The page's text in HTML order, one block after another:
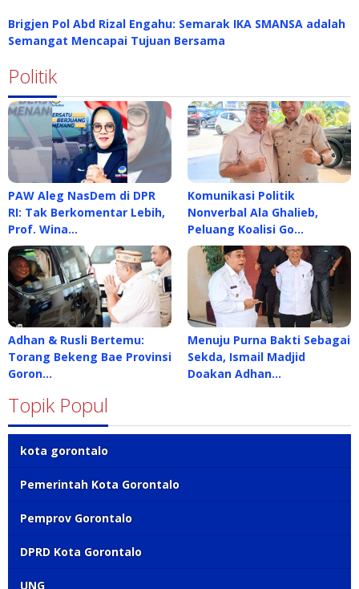
Brigjen Pol Abd Rizal Engahu: Semarak IKA SMANSA adalah
Semangat Mencapai Tujuan Bersama
Politik
PAW Aleg NasDem di DPR
RI: Tak Berkomentar Lebih,
Prof. Wina…
Komunikasi Politik
Nonverbal Ala Ghalieb,
Peluang Koalisi Go…
Adhan & Rusli Bertemu:
Torang Bekeng Bae Provinsi
Goron…
Menuju Purna Bakti Sebagai
Sekda, Ismail Madjid
Doakan Adhan…
Topik Popul
kota gorontalo
Pemerintah Kota Gorontalo
Pemprov Gorontalo
DPRD Kota Gorontalo
UNG